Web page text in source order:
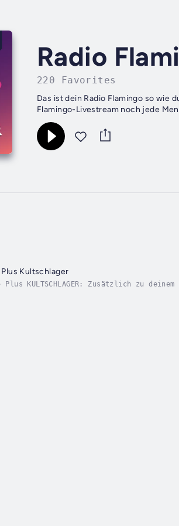
Radio
220 Favorites
Das ist dein Radio Flamingo so wie
Flamingo-Livestream noch jede
Kultschlager
Plus KULTSCHLAGER: Zusätzlich zu